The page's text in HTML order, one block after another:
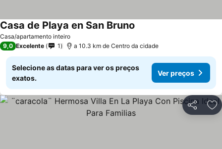
Casa/apartamento inteiro
Casa de Playa en San Bruno
9,0 Excelente 1 a 10.3 km de Centro da cidade
Selecione as datas para ver os preços
exatos.
Ver preços
Partilhar